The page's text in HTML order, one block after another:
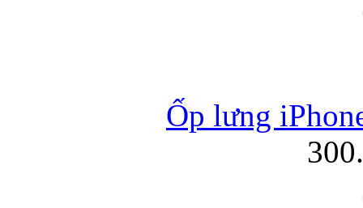
Ốp lưng